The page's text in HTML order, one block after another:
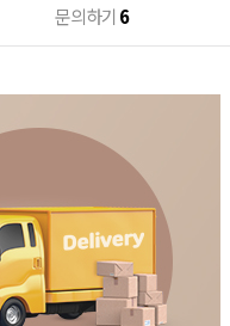
문의하기 6